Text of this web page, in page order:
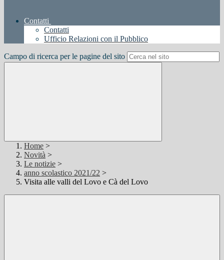
Contatti
Contatti
Ufficio Relazioni con il Pubblico
Campo di ricerca per le pagine del sito
Home >
Novità >
Le notizie >
anno scolastico 2021/22 >
Visita alle valli del Lovo e Cà del Lovo